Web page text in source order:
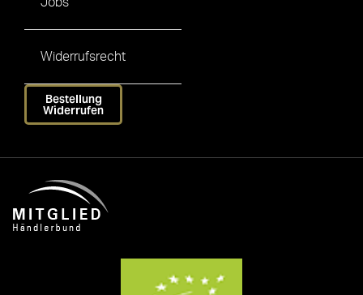
Widerrufsrecht
Bestellung
Widerrufen